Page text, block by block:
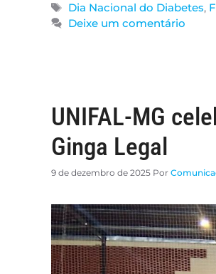
Dia Nacional do Diabetes,
Deixe um comentário
UNIFAL-MG
Ginga Legal
9 de dezembro de 2025 Por